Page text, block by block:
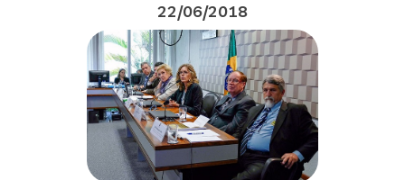
22/06/2018